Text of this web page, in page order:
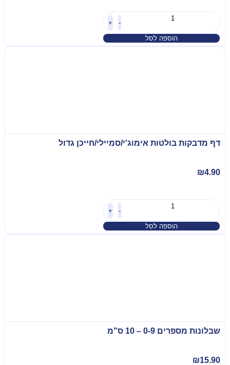
+
הוספה לסל
דף מדבקות בולטות אימוג'י/סמיילי/חייכן גדול
₪4.90
+
הוספה לסל
שבלונות מספרים 0-9 – 10 ס"מ
₪15.90